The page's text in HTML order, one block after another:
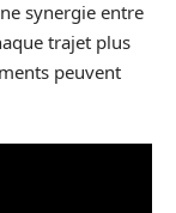
synergie entre
trajet plus
peuvent